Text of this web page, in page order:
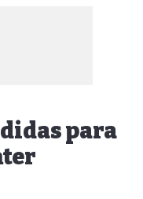
para